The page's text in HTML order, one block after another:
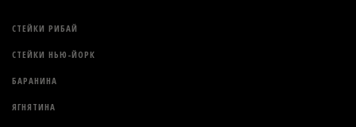
СТЕЙКИ РИБАЙ
СТЕЙКИ НЬЮ-ЙОРК
БАРАНИНА
ЯГНЯТИНА